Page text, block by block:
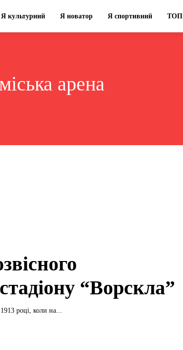
Я культурний Я новатор Я спортивний ТОП
міська арена
“Ворскла”
році, коли на...